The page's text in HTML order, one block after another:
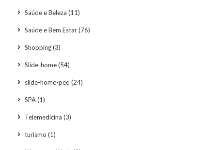
Saúde e Beleza (11)
Saúde e Bem Estar(76)
Shopping(3)
Slide-home(54)
slide-home-peq (24)
SPA(1)
Telemedicina (3)
turismo (1)